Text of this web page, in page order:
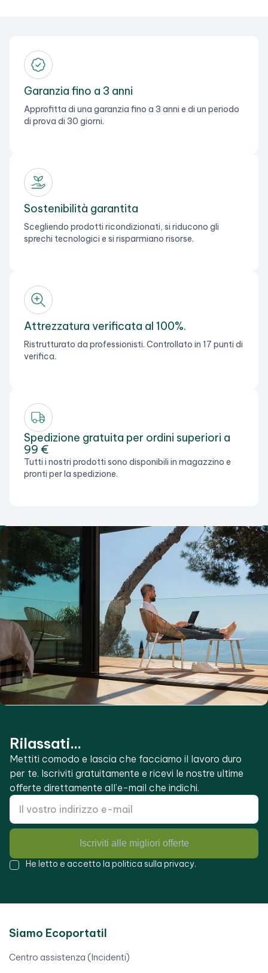
Garanzia fino a 3 anni
Approfitta di una garanzia fino a 3 anni e di un periodo
di prova di 30 giorni.
Sostenibilità garantita
Scegliendo prodotti ricondizionati, si riducono gli
sprechi tecnologici e si risparmiano risorse.
Attrezzatura verificata al 100%.
Ristrutturato da professionisti. Controllato in 17 punti di
verifica.
Spedizione gratuita per ordini superiori a
99 €
Tutti i nostri prodotti sono disponibili in magazzino e
pronti per la spedizione.
Rilassati...
Mettiti comodo e lascia che facciamo il lavoro duro
per te. Iscriviti gratuitamente e ricevi le nostre ultime
offerte direttamente all’e-mail che indichi.
Iscriviti alle migliori offerte
He letto e accetto la politica sulla privacy.
Siamo Ecoportatil
Centro assistenza (Incidenti)